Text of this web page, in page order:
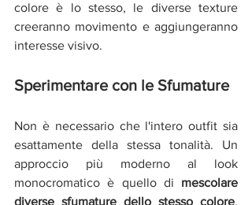
colore è lo stesso, le diverse texture
creeranno movimento e aggiungeranno
interesse visivo.
Sperimentare con le Sfumature
Non è necessario che l'intero outfit sia
esattamente della stessa tonalità. Un
approccio più moderno al look
monocromatico è quello di mescolare
diverse sfumature dello stesso colore.